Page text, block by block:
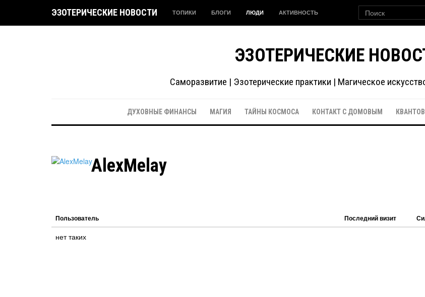
ЭЗОТЕРИЧЕСКИЕ НОВОСТИ ТОПИКИ БЛОГИ ЛЮДИ АКТИВНОСТЬ
ЭЗОТЕРИЧЕСКИЕ
Саморазвитие | Эзотерические практики | Магическое
ДУХОВНЫЕ ФИНАНСЫ МАГИЯ ТАЙНЫ КОСМОСА КОНТАКТ С ДОМОВЫМ
AlexMelay
Пользователь Последний визит
нет таких